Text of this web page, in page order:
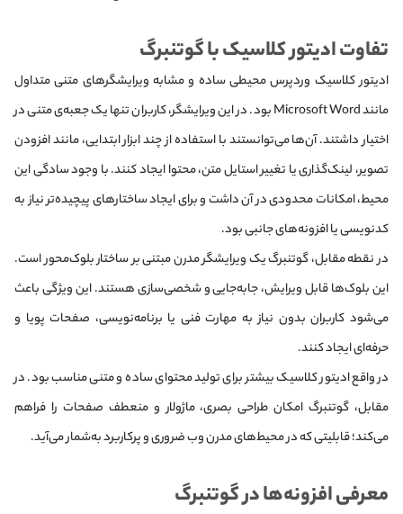
تفاوت ادیتور کلاسیک با گوتنبرگ
ادیتور کلاسیک وردپرس محیطی ساده و مشابه ویرایشگرهای متنی متداول
مانند Microsoft Word بود. در این ویرایشگر، کاربران تنها یک جعبه‌ی متنی در
اختیار داشتند. آن‌ها می‌توانستند با استفاده از چند ابزار ابتدایی، مانند افزودن
تصویر، لینک‌گذاری یا تغییر استایل متن، محتوا ایجاد کنند. با وجود سادگی این
محیط، امکانات محدودی در آن داشت و برای ایجاد ساختارهای پیچیده‌تر نیاز به
کدنویسی یا افزونه‌های جانبی بود.
در نقطه مقابل، گوتنبرگ یک ویرایشگر مدرن مبتنی بر ساختار بلوک‌محور است.
این بلوک‌ها قابل ویرایش، جابه‌جایی و شخصی‌سازی هستند. این ویژگی باعث
می‌شود کاربران بدون نیاز به مهارت فنی یا برنامه‌نویسی، صفحات پویا و
حرفه‌ای ایجاد کنند.
در واقع ادیتور کلاسیک بیشتر برای تولید محتوای ساده و متنی مناسب بود. در
مقابل، گوتنبرگ امکان طراحی بصری، ماژولار و منعطف صفحات را فراهم
می‌کند؛ قابلیتی که در محیط‌های مدرن وب ضروری و پرکاربرد به‌شمار می‌آید.
معرفی افزونه‌ها در گوتنبرگ